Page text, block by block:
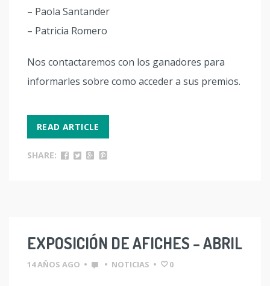
– Paola Santander
– Patricia Romero
Nos contactaremos con los ganadores para
informarles sobre como acceder a sus premios.
READ ARTICLE
SHARE:
EXPOSICIÓN DE AFICHES – ABRIL
14 AÑOS AGO • • NOTICIAS • 0